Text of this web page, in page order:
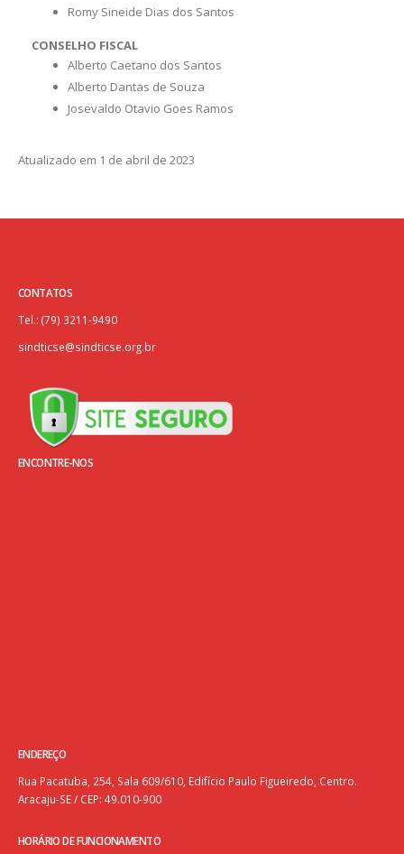
Romy Sineide Dias dos Santos
CONSELHO FISCAL
Alberto Caetano dos Santos
Alberto Dantas de Souza
Josevaldo Otavio Goes Ramos
Atualizado em 1 de abril de 2023
CONTATOS
Tel.: (79) 3211-9490
sindticse@sindticse.org.br
ENCONTRE-NOS
ENDEREÇO
Rua Pacatuba, 254, Sala 609/610, Edifício Paulo Figueiredo, Centro.
Aracaju-SE / CEP: 49.010-900
HORÁRIO DE FUNCIONAMENTO